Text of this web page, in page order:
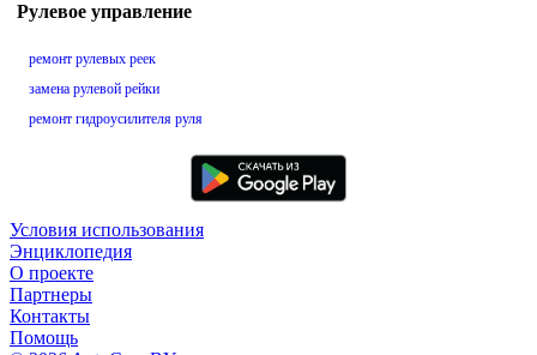
Рулевое управление
ремонт рулевых реек
замена рулевой рейки
ремонт гидроусилителя руля
Условия использования
Энциклопедия
О проекте
Партнеры
Контакты
Помощь